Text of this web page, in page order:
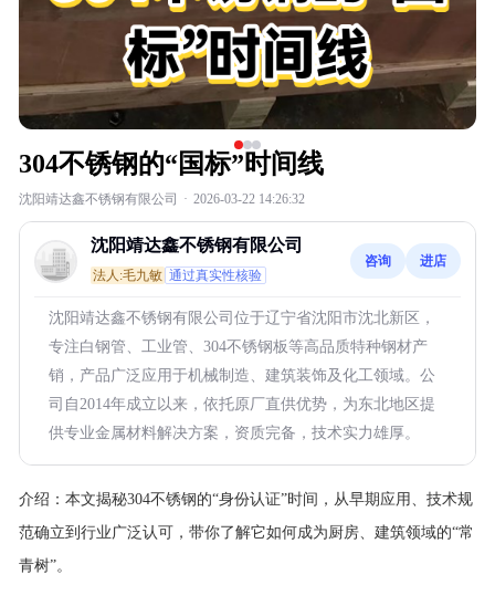
304不锈钢的“国标”时间线
沈阳靖达鑫不锈钢有限公司 · 2026-03-22 14:26:32
沈阳靖达鑫不锈钢有限公司
法人:毛九敏 通过真实性核验
咨询 进店
沈阳靖达鑫不锈钢有限公司位于辽宁省沈阳市沈北新区，
专注白钢管、工业管、304不锈钢板等高品质特种钢材产
销，产品广泛应用于机械制造、建筑装饰及化工领域。公
司自2014年成立以来，依托原厂直供优势，为东北地区提
供专业金属材料解决方案，资质完备，技术实力雄厚。
介绍： 本文揭秘304不锈钢的“身份认证”时间，从早期应用、技术规
范确立到行业广泛认可，带你了解它如何成为厨房、建筑领域的“常
青树”。